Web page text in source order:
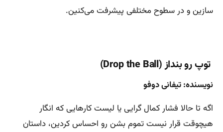
سازین و در سطوح مختلفی پیشرفت می‌کنین.
توپ رو بنداز (Drop the Ball)
نویسنده: تیفانی دوفو
اگه تا حالا فشار کمال گرایی یا لیست کارهایی که انگار
هیچوقت قرار نیست تموم بشن رو احساس کردین، داستان